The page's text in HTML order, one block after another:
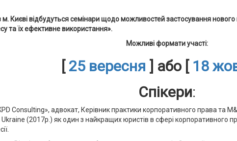
м. Києві відбудуться семінари щодо можливостей застосування
та їх ефективне використання».
Можливі формати участі:
[ 25 вересня ] або [ 18
Спікери:
Consulting», адвокат, Керівник практики корпоративного права та
(2017р.) як один з найкращих юристів в сфері корпоративного